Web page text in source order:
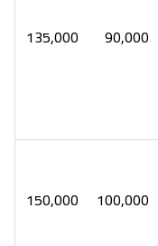
90,000
135,000
100,000
150,000